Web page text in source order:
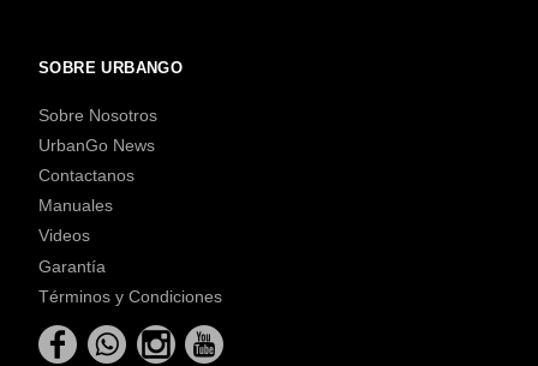
SOBRE URBANGO
Sobre Nosotros
UrbanGo News
Contactanos
Manuales
Videos
Garantía
Términos y Condiciones